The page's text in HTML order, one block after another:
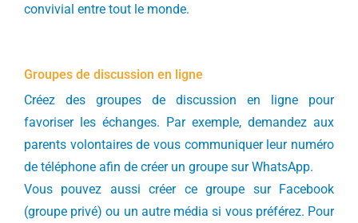
convivial entre tout le monde.
Groupes de discussion en ligne
Créez des groupes de discussion en ligne pour
favoriser les échanges. Par exemple, demandez aux
parents volontaires de vous communiquer leur numéro
de téléphone afin de créer un groupe sur WhatsApp.
Vous pouvez aussi créer ce groupe sur Facebook
(groupe privé) ou un autre média si vous préférez. Pour